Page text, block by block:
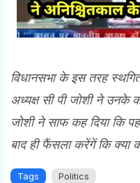
विधानसभा के इस तरह
अध्यक्ष सी पी जोशी ने उनके
जोशी ने साफ कह दिया कि
बाद ही फैंसला करेंगें कि क्या
Tags Politics